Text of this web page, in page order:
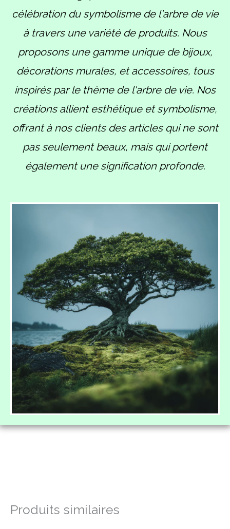
célébration du symbolisme de l'arbre de vie
à travers une variété de produits. Nous
proposons une gamme unique de bijoux,
décorations murales, et accessoires, tous
inspirés par le thème de l'arbre de vie. Nos
créations allient esthétique et symbolisme,
offrant à nos clients des articles qui ne sont
pas seulement beaux, mais qui portent
également une signification profonde.
Produits similaires